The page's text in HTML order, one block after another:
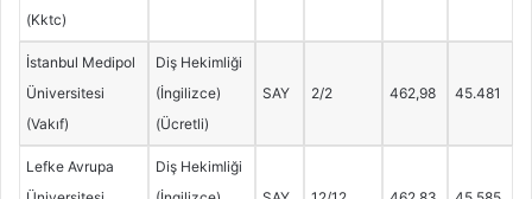
(Kktc)
İstanbul Medipol
Üniversitesi
(Vakıf)
Diş Hekimliği
(İngilizce)
(Ücretli)
SAY 2/2 462,98 45.481
Lefke Avrupa
Diş Hekimliği